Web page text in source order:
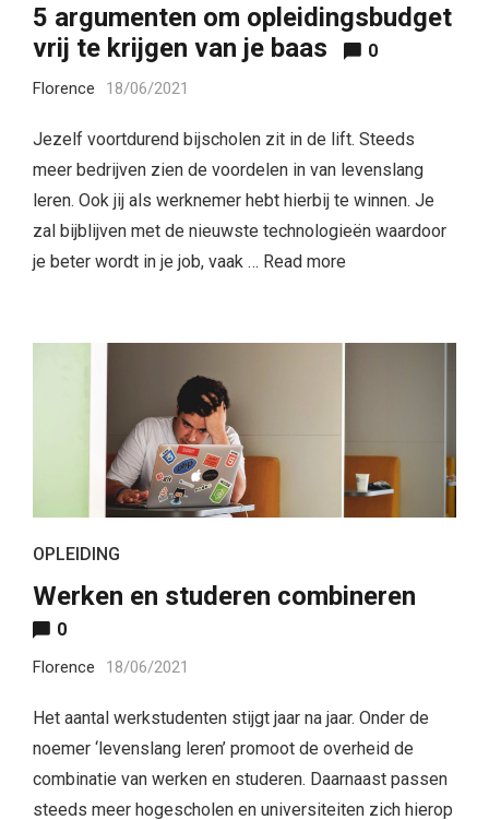
5 argumenten om opleidingsbudget
vrij te krijgen van je baas
0
Florence 18/06/2021
Jezelf voortdurend bijscholen zit in de lift. Steeds
meer bedrijven zien de voordelen in van levenslang
leren. Ook jij als werknemer hebt hierbij te winnen. Je
zal bijblijven met de nieuwste technologieën waardoor
je beter wordt in je job, vaak … Read more
OPLEIDING
Werken en studeren combineren
0
Florence 18/06/2021
Het aantal werkstudenten stijgt jaar na jaar. Onder de
noemer ‘levenslang leren’ promoot de overheid de
combinatie van werken en studeren. Daarnaast passen
steeds meer hogescholen en universiteiten zich hierop